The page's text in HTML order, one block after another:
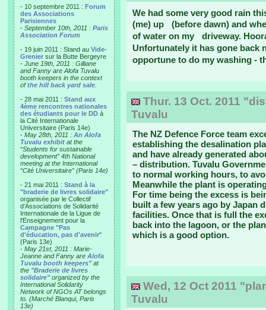
- 10 septembre 2011 : Forum
des Associations
Parisiennes
- September 10th, 2011 : Paris
Association Forum
- 19 juin 2011 : Stand au Vide-
Grenier sur la Butte Bergeyre
- June 19th, 2011 : Gilliane
and Fanny are Alofa Tuvalu
booth keepers in the context
ofthe hill back yard sale
- 28 mai 2011 : Stand aux
4ème rencontres nationales
des étudiants pour le DD à
la Cité Internationale
Universitaire (Paris 14e)
- May 28th, 2011 : An Alofa
Tuvalu exhibit at the
“Students for sustainable
development” 4th National
meeting at the International
“Cité Universitaire” (Paris 14e)
- 21 mai 2011 : Stand à la
"braderie de livres solidaire"
organisée par le Collectif
d'Associations de Solidarité
Internationale de la Ligue de
l'Enseignement pour la
Campagne "Pas
d'éducation, pas d'avenir"
(Paris 13e)
- May 21st, 2011 : Marie-
Jeanne and Fanny are Alofa
Tuvalu booth keepers"at
the "Braderie de livres
solidaire"organized by the
International Solidarity
Network of NGOs AT belongs
to. (Marché Blanqui, Paris
13e)
We had some very good rain
(me) up (before dawn) and
of water on my driveway.
Unfortunately it has gone
opportune to do my washing -
Thur. 13 Oct. 2011
Tuvalu
The NZ Defence Force team
establishing the desalination
and have already generated
– distribution. Tuvalu
to normal working hours, to
Meanwhile the plant is
For time being the excess is
built a few years ago by Japan
facilities. Once that is full the
back into the lagoon, or the
which is a good option.
Wed, 12 Oct 2011
Tuvalu